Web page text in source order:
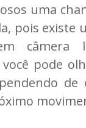
uma
pois existe
câmera
pode
de